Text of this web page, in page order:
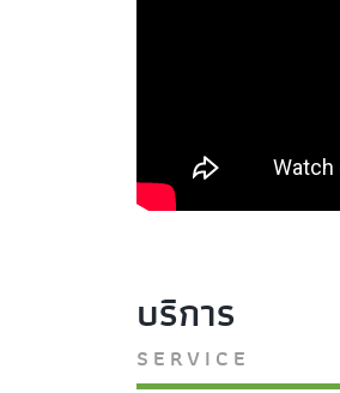
บริการ
SERVICE